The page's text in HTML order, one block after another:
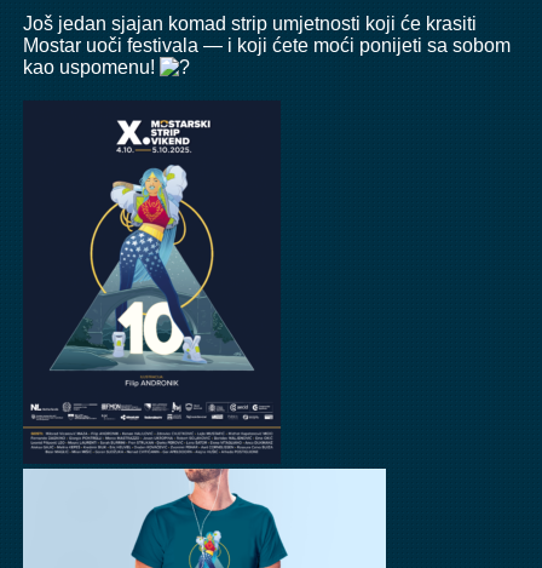
Još jedan sjajan komad strip umjetnosti koji će krasiti
Mostar uoči festivala — i koji ćete moći ponijeti sa sobom
kao uspomenu!